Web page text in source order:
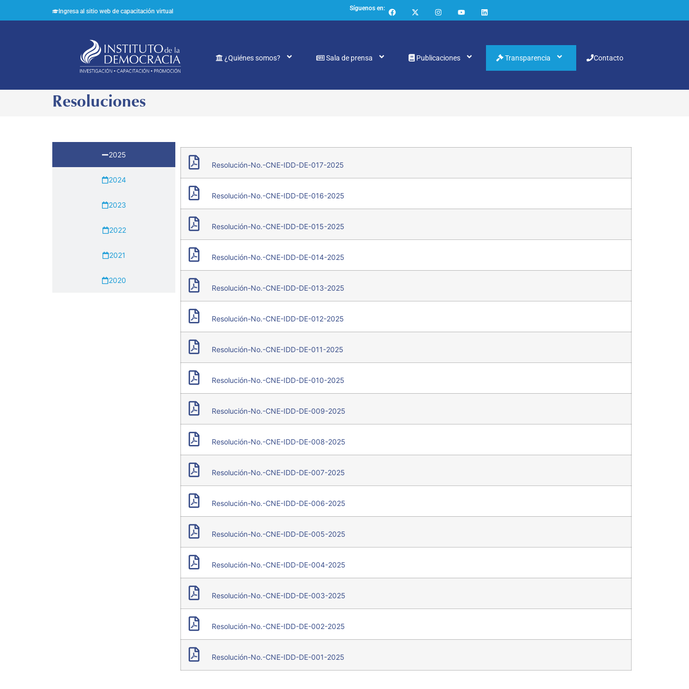
Ingresa al sitio web de capacitación virtual Síguenos en:
¿Quiénes somos? Sala de prensa Publicaciones Transparencia Contacto
Resoluciones
2025
2024
2023
2022
2021
2020
Resolución-No.-CNE-IDD-DE-017-2025
Resolución-No.-CNE-IDD-DE-016-2025
Resolución-No.-CNE-IDD-DE-015-2025
Resolución-No.-CNE-IDD-DE-014-2025
Resolución-No.-CNE-IDD-DE-013-2025
Resolución-No.-CNE-IDD-DE-012-2025
Resolución-No.-CNE-IDD-DE-011-2025
Resolución-No.-CNE-IDD-DE-010-2025
Resolución-No.-CNE-IDD-DE-009-2025
Resolución-No.-CNE-IDD-DE-008-2025
Resolución-No.-CNE-IDD-DE-007-2025
Resolución-No.-CNE-IDD-DE-006-2025
Resolución-No.-CNE-IDD-DE-005-2025
Resolución-No.-CNE-IDD-DE-004-2025
Resolución-No.-CNE-IDD-DE-003-2025
Resolución-No.-CNE-IDD-DE-002-2025
Resolución-No.-CNE-IDD-DE-001-2025